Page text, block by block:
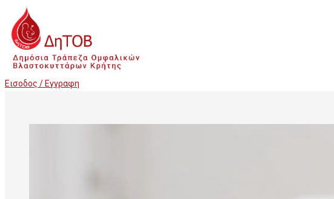
Εισοδος / Εγγραφη